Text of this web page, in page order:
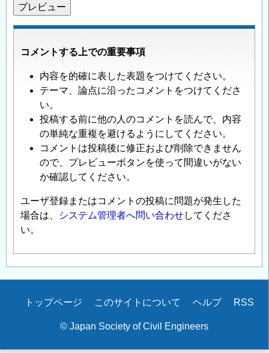
コメントする上での重要事項
内容を的確に表した表題をつけてください。
テーマ、論点に沿ったコメントをつけてくださ
い。
投稿する前に他の人のコメントを読んで、内容
の単純な重複を避けるようにしてください。
コメントは投稿後に修正および削除できません
ので、プレビューボタンを使って間違いがない
か確認してください。
ユーザ登録またはコメントの投稿に問題が発生した
場合は、
システム管理者へ問い合わせしてくださ
い。
Secondary
トップページ このサイトについて ヘルプ RSS
© Japan Society of Civil Engineers